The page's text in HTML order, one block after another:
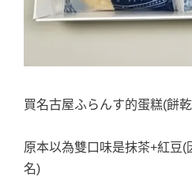
買名古屋ふらんす的蛋糕(餅
原本以為雙口味是抹茶+紅豆(
名)